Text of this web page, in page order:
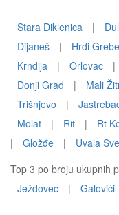
Stara Diklenica |
Dijaneš
| Hrdi
Krndija
| Orlovac |
Donji Grad
| Mali
Trišnjevo
|
Molat
| Rit | Rt
|
Gložđe | Uvala
Top 3 po broju ukupnih
Ježdovec
| Galovići